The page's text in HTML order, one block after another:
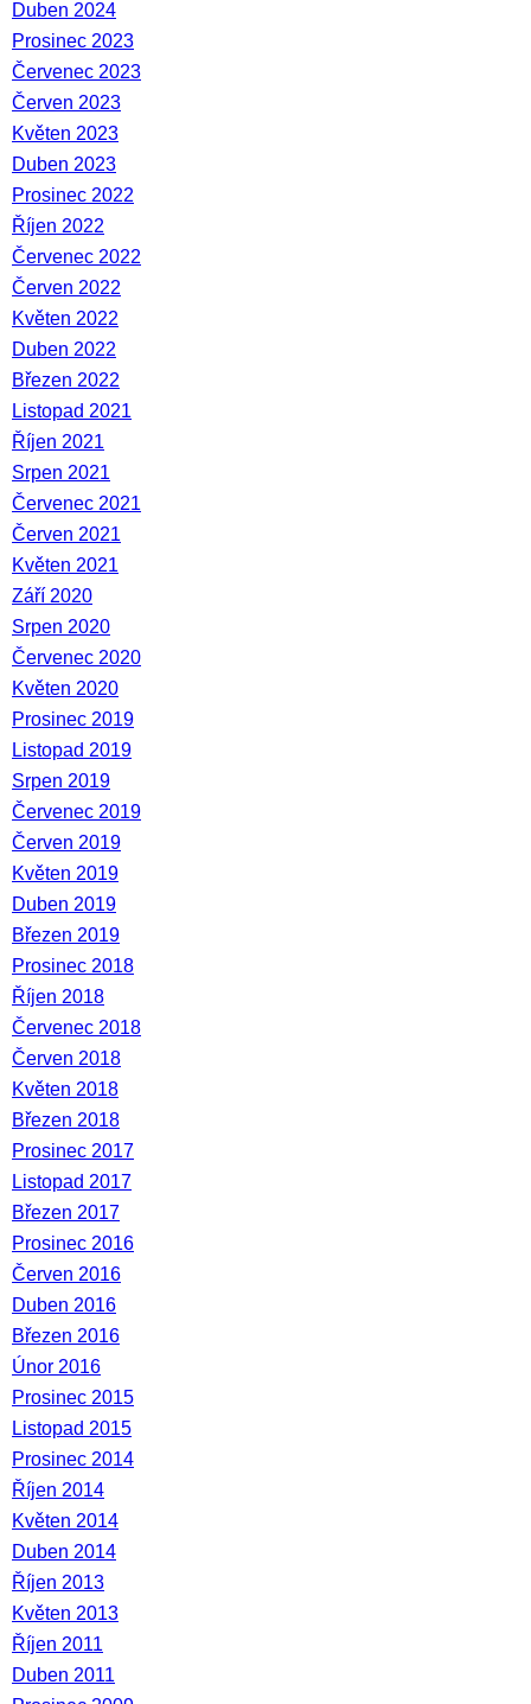
Duben 2024
Prosinec 2023
Červenec 2023
Červen 2023
Květen 2023
Duben 2023
Prosinec 2022
Říjen 2022
Červenec 2022
Červen 2022
Květen 2022
Duben 2022
Březen 2022
Listopad 2021
Říjen 2021
Srpen 2021
Červenec 2021
Červen 2021
Květen 2021
Září 2020
Srpen 2020
Červenec 2020
Květen 2020
Prosinec 2019
Listopad 2019
Srpen 2019
Červenec 2019
Červen 2019
Květen 2019
Duben 2019
Březen 2019
Prosinec 2018
Říjen 2018
Červenec 2018
Červen 2018
Květen 2018
Březen 2018
Prosinec 2017
Listopad 2017
Březen 2017
Prosinec 2016
Červen 2016
Duben 2016
Březen 2016
Únor 2016
Prosinec 2015
Listopad 2015
Prosinec 2014
Říjen 2014
Květen 2014
Duben 2014
Říjen 2013
Květen 2013
Říjen 2011
Duben 2011